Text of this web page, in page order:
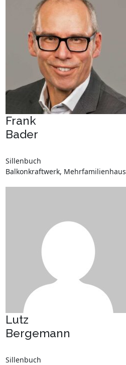
Frank
Bader
Sillenbuch
Balkonkraftwerk, Mehrfamilienhaus
Lutz
Bergemann
Sillenbuch